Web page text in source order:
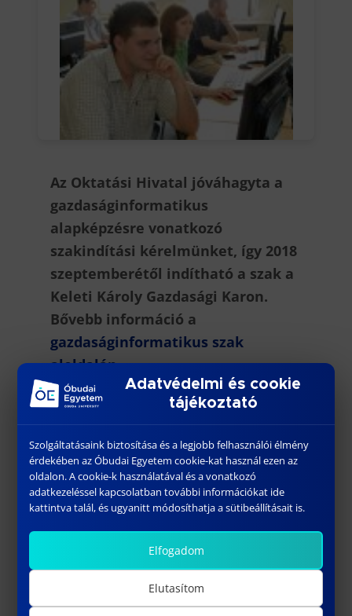
Az Oktatási Hivatal jóváhagyta a
gazdaságinformatikus
alapképzésre vonatkozó
szakindítási kérelmünket, így 2018
szeptemberétől indítható a szak a
Keleti Károly Gazdasági Karon.
Bővebb információ a
gazdaságinformatikus szak
aloldalán.
Felvételi információkról leghamarabb
a normál felvételi eljárásban
várhatóan 2017. december végétől.
További híreink
Adatvédelmi és cookie
tájékoztató
Szolgáltatásaink biztosítása és a legjobb felhasználói élmény
érdekében az Óbudai Egyetem cookie-kat használ ezen az
oldalon. A cookie-k használatával és a vonatkozó
adatkezeléssel kapcsolatban további információkat ide
kattintva talál, és ugyanitt módosíthatja a sütibeállításait is.
Elfogadom
Elutasítom